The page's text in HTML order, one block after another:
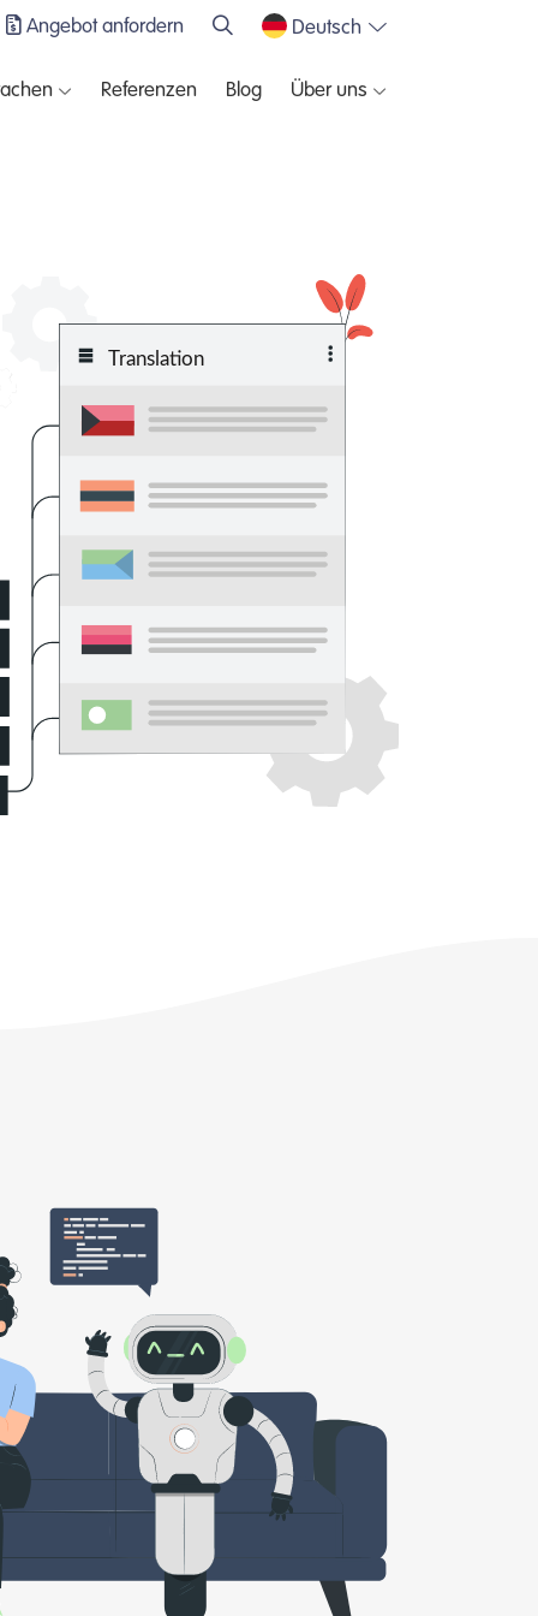
Angebot anfordern Deutsch
Referenzen Blog Über uns